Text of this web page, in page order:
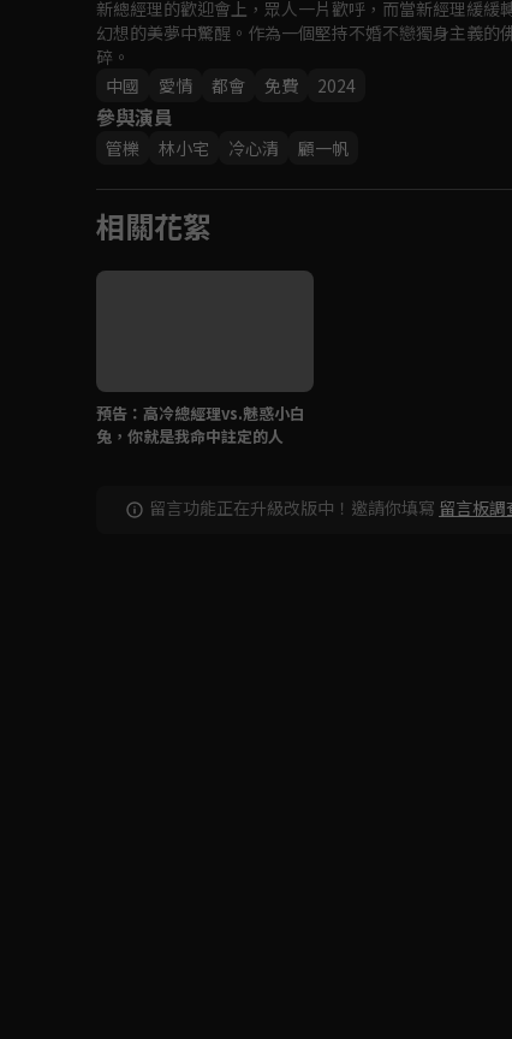
新總經理的歡迎會上，眾人一片歡呼，而當新經理緩
幻想的美夢中驚醒。作為一個堅持不婚不戀獨身主義
碎。
中國
愛情 都會 免費 2024
參與演員
管櫟 林小宅 冷心清 顧一帆
相關花絮
預告：高冷總經理vs.魅惑小白
兔，你就是我命中註定的人
留言功能正在升級改版中！邀請你填寫 留言板調